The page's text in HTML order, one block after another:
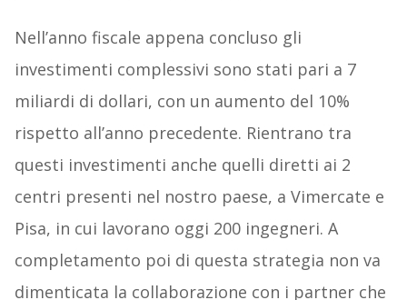
Nell’anno fiscale appena concluso gli
investimenti complessivi sono stati pari a 7
miliardi di dollari, con un aumento del 10%
rispetto all’anno precedente. Rientrano tra
questi investimenti anche quelli diretti ai 2
centri presenti nel nostro paese, a Vimercate e
Pisa, in cui lavorano oggi 200 ingegneri. A
completamento poi di questa strategia non va
dimenticata la collaborazione con i partner che